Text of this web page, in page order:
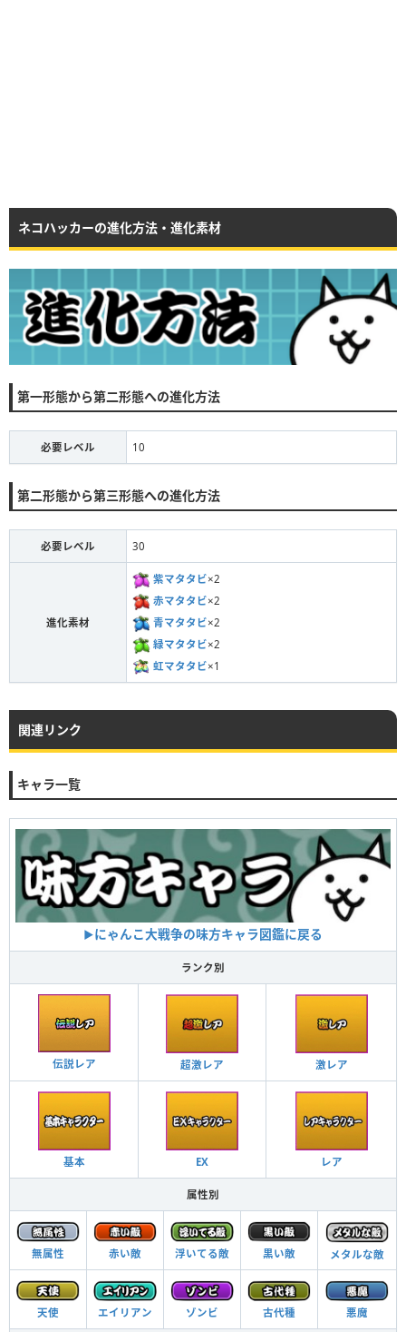
ネコハッカーの進化方法・進化素材
第一形態から第二形態への進化方法
必要レベル 10
第二形態から第三形態への進化方法
必要レベル 30
進化素材
紫マタタビ×2
赤マタタビ×2
青マタタビ×2
緑マタタビ×2
虹マタタビ×1
関連リンク
キャラ一覧
▶︎にゃんこ大戦争の味方キャラ図鑑に戻る
ランク別
伝説レア 超激レア 激レア
基本 EX レア
属性別
無属性 赤い敵 浮いてる敵 黒い敵 メタルな敵
天使 エイリアン ゾンビ 古代種 悪魔